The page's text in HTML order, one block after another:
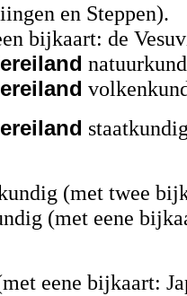
en Steppen).
bijkaart: de
(met twee
(met eene
eene bijkaart: